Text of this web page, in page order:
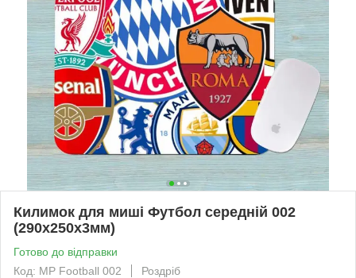
Килимок для миші Футбол середній 002
(290х250х3мм)
Готово до відправки
Код: MP Football 002
Роздріб